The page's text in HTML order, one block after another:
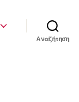
Αναζήτηση